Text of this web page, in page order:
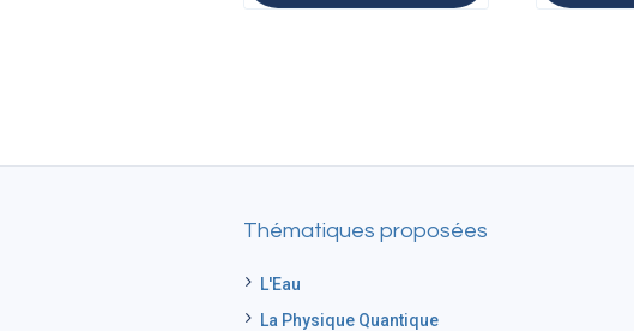
Thématiques proposées
L'Eau
La Physique Quantique